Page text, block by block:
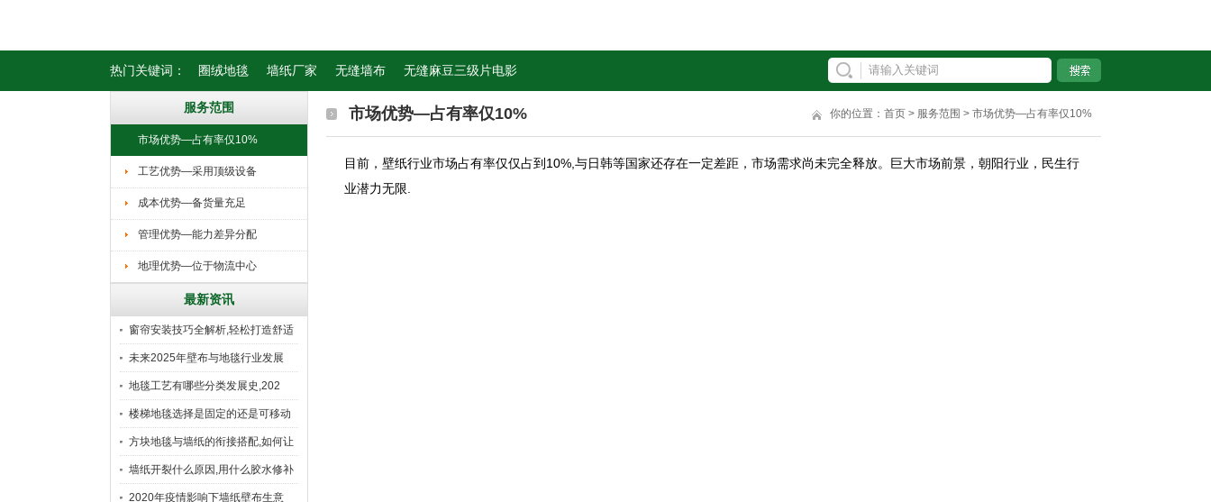
热门关键词： 圈绒地毯 墙纸厂家 无缝墙布 无缝麻豆三级片电影
服务范围
市场优势—占有率仅10%
工艺优势—采用顶级设备
成本优势—备货量充足
管理优势—能力差异分配
地理优势—位于物流中心
最新资讯
窗帘安装技巧全解析,轻松打造舒适
未来2025年壁布与地毯行业发展
地毯工艺有哪些分类发展史,202
楼梯地毯选择是固定的还是可移动
好
方块地毯与墙纸的衔接搭配,如何让
墙纸开裂什么原因,用什么胶水修补
2020年疫情影响下墙纸壁布生意
市场优势—占有率仅10% 你的位置： 首页 > 服务范围 > 市场优势—占有率仅10%
目前，壁纸行业市场占有率仅仅占到10%,与日韩等国家还存在一定差距，市场需求尚未完全释放。巨大市场前景，朝阳行业，民生行
业潜力无限.